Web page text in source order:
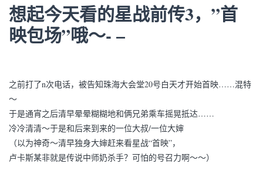
想起今天看的星战前传3，”首
映包场”哦～- –
之前打了n次电话，被告知珠海大会堂20号白天才开始首映……混特
～
于是通宵之后清早晕晕糊糊地和俩兄弟乘车摇晃抵达……
冷冷清清～于是和后来到来的一位大叔/一位大婶
（以为神奇～清早独身大婶赶来看星战“首映”，
卢卡斯某非就是传说中师奶杀手？可怕的号召力啊～～）